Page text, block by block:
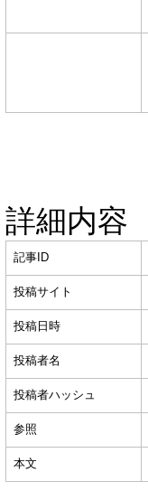
詳細内容
記事ID
投稿サイト
投稿日時
投稿者名
投稿者ハッシュ
参照
本文